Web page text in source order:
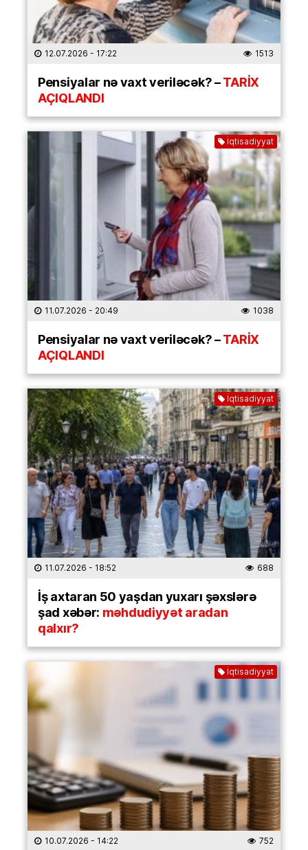
12.07.2026 - 17:22 1513
Pensiyalar nə vaxt veriləcək? –TARİX
AÇIQLANDI
İqtisadiyyat
11.07.2026 - 20:49 1038
Pensiyalar nə vaxt veriləcək? –TARİX
AÇIQLANDI
İqtisadiyyat
11.07.2026 - 18:52 688
İş axtaran 50 yaşdan yuxarı şəxslərə
şad xəbər: məhdudiyyət aradan
qalxır?
İqtisadiyyat
10.07.2026 - 14:22 752